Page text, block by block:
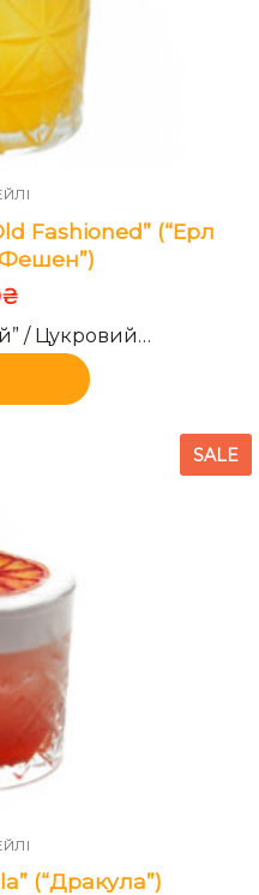
Fashioned” (“Ерл
₴
/ Цукровий…
SALE
(“Дракула”)